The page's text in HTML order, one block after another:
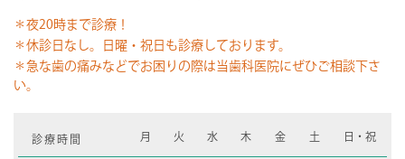
＊夜20時まで診療！
＊休診日なし。日曜・祝日も診療しております。
＊急な歯の痛みなどでお困りの際は当歯科医院にぜひご相談下さ
い。
診療時間 月 火 水 木 金 土 日・祝